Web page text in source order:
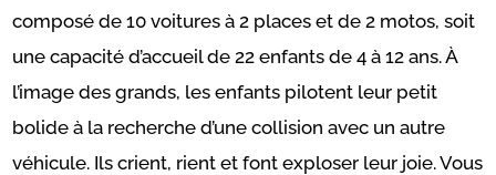
composé de 10 voitures à 2 places et de 2 motos, soit
une capacité d’accueil de 22 enfants de 4 à 12 ans. À
l’image des grands, les enfants pilotent leur petit
bolide à la recherche d’une collision avec un autre
véhicule. Ils crient, rient et font exploser leur joie. Vous